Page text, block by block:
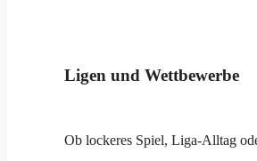
Ligen und Wettbewerbe
Ob lockeres Spiel, Liga-Alltag